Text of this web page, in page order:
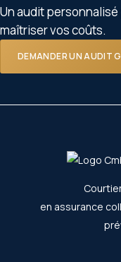
Un audit
maîtriser vos coûts.
DEMANDER UN AUDIT
en assurance